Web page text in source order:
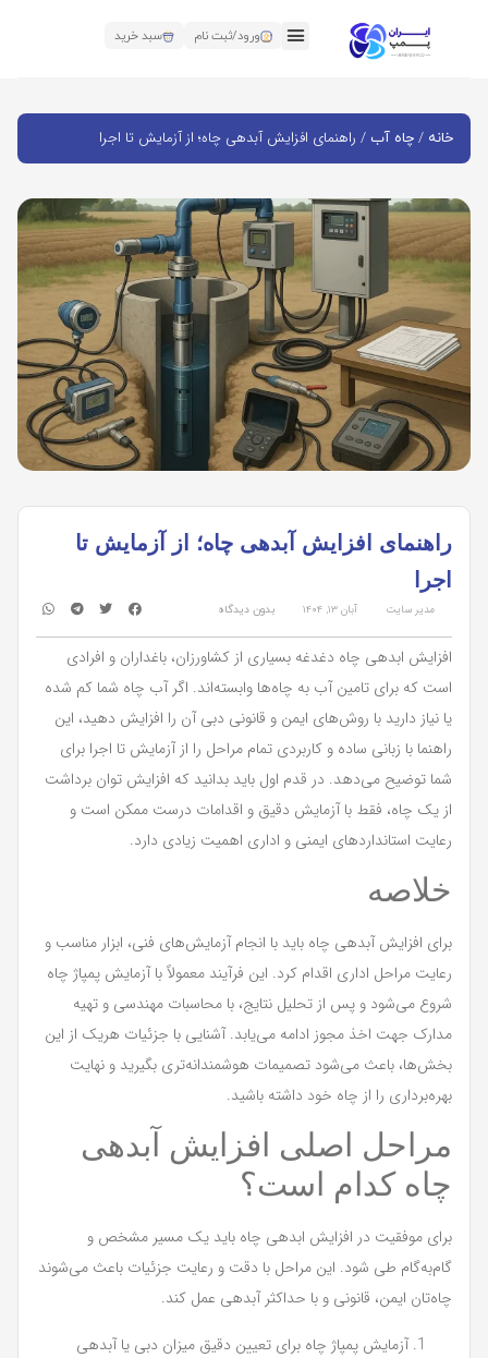
ورود/ثبت نام سبد خرید
خانه / چاه آب / راهنمای افزایش آبدهی چاه؛ از آزمایش تا اجرا
راهنمای افزایش آبدهی چاه؛ از آزمایش تا
اجرا
مدیر سایت آبان ۱۳, ۱۴۰۴ بدون دیدگاه
افزایش ابدهی چاه دغدغه بسیاری از کشاورزان، باغداران و افرادی
است که برای تامین آب به چاه‌ها وابسته‌اند. اگر آب چاه شما کم شده
یا نیاز دارید با روش‌های ایمن و قانونی دبی آن را افزایش دهید، این
راهنما با زبانی ساده و کاربردی تمام مراحل را از آزمایش تا اجرا برای
شما توضیح می‌دهد. در قدم اول باید بدانید که افزایش توان برداشت
از یک چاه، فقط با آزمایش دقیق و اقدامات درست ممکن است و
رعایت استانداردهای ایمنی و اداری اهمیت زیادی دارد.
خلاصه
برای افزایش آبدهی چاه باید با انجام آزمایش‌های فنی، ابزار مناسب و
رعایت مراحل اداری اقدام کرد. این فرآیند معمولاً با آزمایش پمپاژ چاه
شروع می‌شود و پس از تحلیل نتایج، با محاسبات مهندسی و تهیه
مدارک جهت اخذ مجوز ادامه می‌یابد. آشنایی با جزئیات هریک از این
بخش‌ها، باعث می‌شود تصمیمات هوشمندانه‌تری بگیرید و نهایت
بهره‌برداری را از چاه خود داشته باشید.
مراحل اصلی افزایش آبدهی
چاه کدام است؟
برای موفقیت در افزایش ابدهی چاه باید یک مسیر مشخص و
گام‌به‌گام طی شود. این مراحل با دقت و رعایت جزئیات باعث می‌شوند
چاه‌تان ایمن، قانونی و با حداکثر آبدهی عمل کند.
آزمایش پمپاژ چاه برای تعیین دقیق میزان دبی یا آبدهی